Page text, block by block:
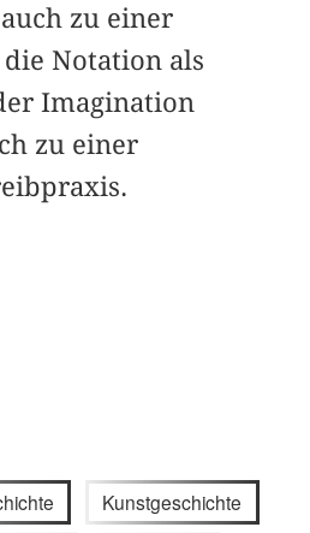
zu einer
Notation als
Imagination
zu einer
Kunstgeschichte